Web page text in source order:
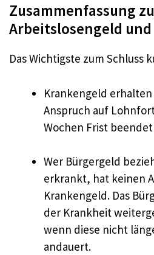
Zusammenfassung
Arbeitslosengeld
Das Wichtigste zum Schluss
Krankengeld
Anspruch auf
Wochen Frist
Wer Bürgergeld
erkrankt, hat keinen
Krankengeld. Das
der Krankheit
wenn diese nicht
andauert.